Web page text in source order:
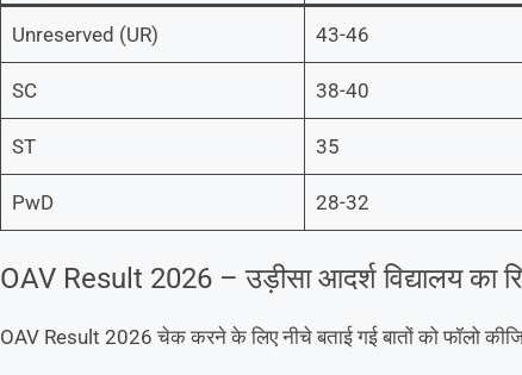
Unreserved (UR) 43-46
SC 38-40
ST 35
PwD 28-32
OAV Result 2026 – उड़ीसा आदर्श विद्यालय का
OAV Result 2026 चेक करने के लिए नीचे बताई गई बातों को फॉलो